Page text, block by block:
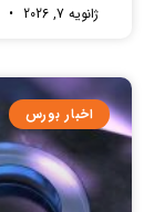
ژانویه 7, 2026
اخبار بورس